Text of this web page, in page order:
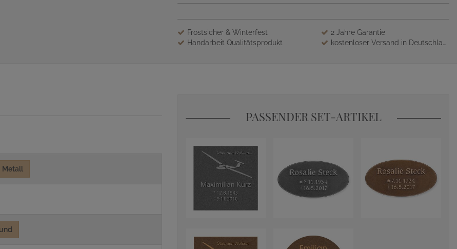
Frostsicher & Winterfest
2 Jahre Garantie
Handarbeit Qualitätsprodukt
kostenloser Versand in Deutschland
Metall
PASSENDER SET-ARTIKEL